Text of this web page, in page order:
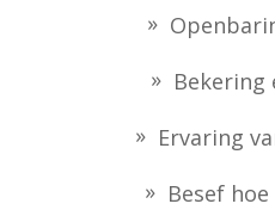
Bekering
Ervaring
Besef